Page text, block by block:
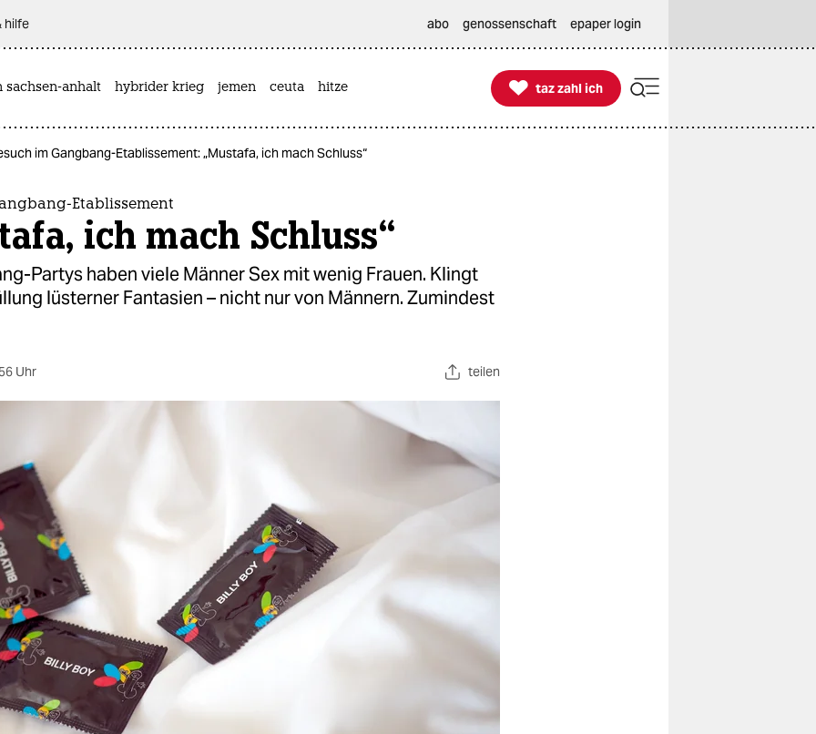
hilfe abo genossenschaft epaper login
sachsen-anhalt hybrider krieg jemen ceuta hitze 
taz zahl ich
taz zahl ich
im Gangbang-Etablissement: „Mustafa, ich mach Schluss“
Etablissement
ich mach Schluss“
Partys haben viele Männer Sex mit wenig Frauen. Klingt
lüsterner Fantasien – nicht nur von Männern. Zumindest
Uhr teilen